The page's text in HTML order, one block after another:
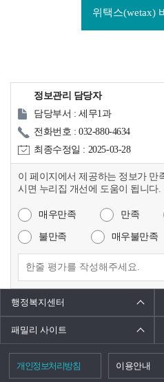
위택스(wetax)
정보관리 담당자
담당부서 : 세무1과
전화번호 : 032-880-4634
최종수정일 : 2025-03-28
이 페이지에서 제공하는 정보가 만
시면 누리집 개선에 도움이 됩니다.
매우만족 만족
불만족 매우불만족
행정복지센터
패밀리 사이트
개인정보처리방침 이용안내